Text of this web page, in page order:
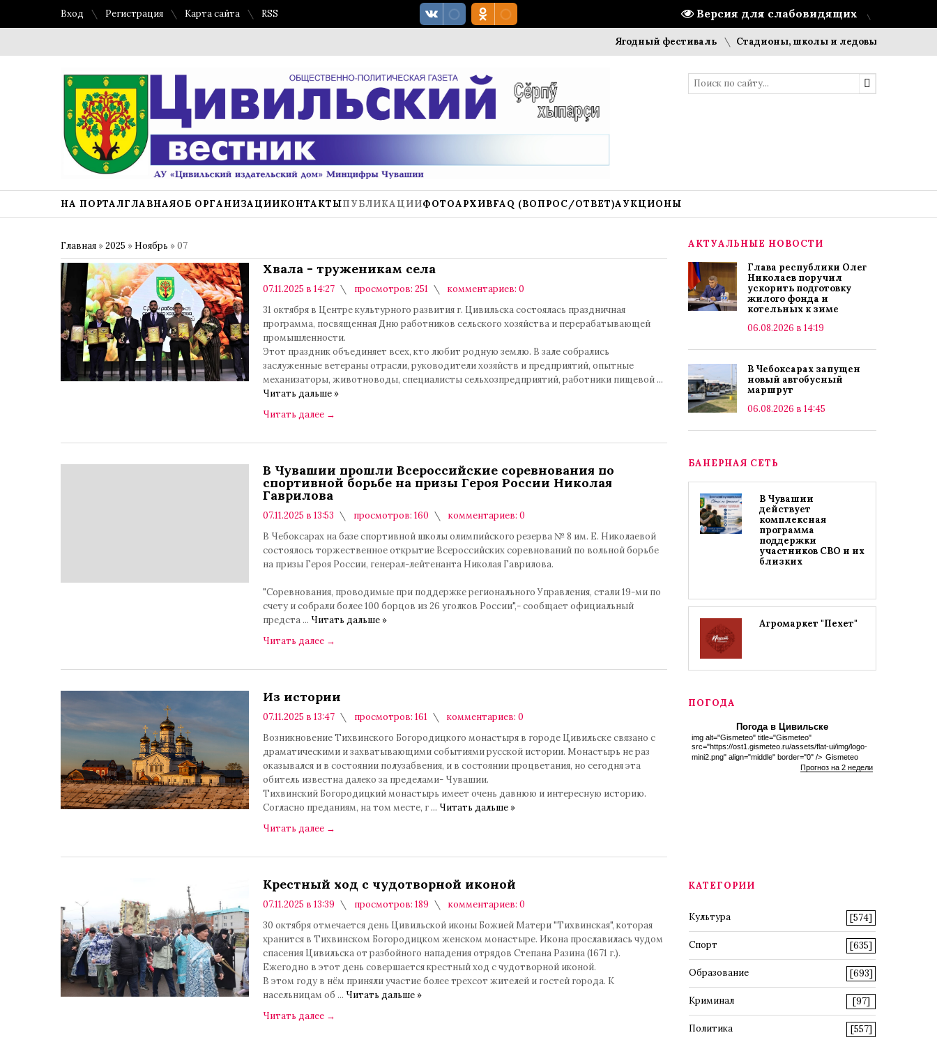
Версия для слабовидящих
Вход Регистрация Карта сайта RSS
Ягодный фестиваль Стадионы, школы и ледовые арены: что
НА ПОРТАЛГЛАВНАЯОБ ОРГАНИЗАЦИИКОНТАКТЫПУБЛИКАЦИИФОТОАРХИВFAQ (ВОПРОС/ОТВЕТ)АУКЦИОНЫ
Главная »2025 » Ноябрь »07
Хвала - труженикам села
07.11.2025 в 14:27 просмотров: 251
комментариев: 0
31 октября в Центре культурного развития г. Цивильска состоялась праздничная
программа, посвященная Дню работников сельского хозяйства и перерабатывающей
промышленности.
Этот праздник объединяет всех, кто любит родную землю. В зале собрались
заслуженные ветераны отрасли, руководители хозяйств и предприятий, опытные
механизаторы, животноводы, специалисты сельхозпредприятий, работники пищевой ...
Читать дальше »
Читать далее →
В Чувашии прошли Всероссийские соревнования по
спортивной борьбе на призы Героя России Николая
Гаврилова
07.11.2025 в 13:53 просмотров: 160
комментариев: 0
В Чебоксарах на базе спортивной школы олимпийского резерва № 8 им. Е. Николаевой
состоялось торжественное открытие Всероссийских соревнований по вольной борьбе
на призы Героя России, генерал-лейтенанта Николая Гаврилова.
"Соревнования, проводимые при поддержке регионального Управления, стали 19-ми по
счету и собрали более 100 борцов из 26 уголков России",- сообщает официальный
предста ... Читать дальше »
Читать далее →
Из истории
07.11.2025 в 13:47 просмотров: 161
комментариев: 0
Возникновение Тихвинского Богородицкого монастыря в городе Цивильске связано с
драматическими и захватывающими событиями русской истории. Монастырь не раз
оказывался и в состоянии полузабвения, и в состоянии процветания, но сегодня эта
обитель известна далеко за пределами- Чувашии.
Тихвинский Богородицкий монастырь имеет очень давнюю и интересную историю.
Согласно преданиям, на том месте, г ... Читать дальше »
Читать далее →
Крестный ход с чудотворной иконой
07.11.2025 в 13:39 просмотров: 189
комментариев: 0
30 октября отмечается день Цивильской иконы Божией Матери "Тихвинская", которая
хранится в Тихвинском Богородицком женском монастыре. Икона прославилась чудом
спасения Цивильска от разбойного нападения отрядов Степана Разина (1671 г.).
Ежегодно в этот день совершается крестный ход с чудотворной иконой.
В этом году в нём приняли участие более трехсот жителей и гостей города. К
насельницам об ... Читать дальше »
Читать далее →
АКТУАЛЬНЫЕ НОВОСТИ
Глава республики Олег
Николаев поручил
ускорить подготовку
жилого фонда и
котельных к зиме
06.08.2026 в 14:19
В Чебоксарах запущен
новый автобусный
маршрут
06.08.2026 в 14:45
БАНЕРНАЯ СЕТЬ
В Чувашии
действует
комплексная
программа
поддержки
участников СВО и их
близких
Агромаркет "Пехет"
ПОГОДА
Погода в Цивильске
img alt="Gismeteo" title="Gismeteo"
src="https://ost1.gismeteo.ru/assets/flat-ui/img/logo-
mini2.png" align="middle" border="0" /> Gismeteo
Прогноз на 2 недели
КАТЕГОРИИ
Культура [574]
Спорт [635]
Образование [693]
Криминал [97]
Политика [557]